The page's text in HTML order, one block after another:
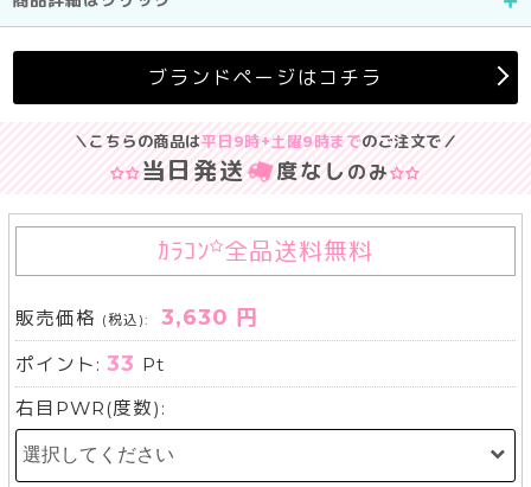
ブランドページはコチラ
＼こちらの商品は平日9時+土曜9時までのご注文で／
当日発送 度なし のみ
ｶﾗｺﾝ 全品送料無料
販売価格 (税込): 3,630 円
ポイント:33 Pt
右目PWR(度数):